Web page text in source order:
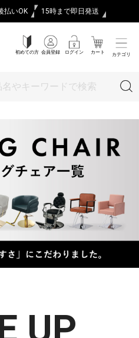
払いOK 15時まで即日発送
初めての方 会員登録 ログイン カート カテゴリ